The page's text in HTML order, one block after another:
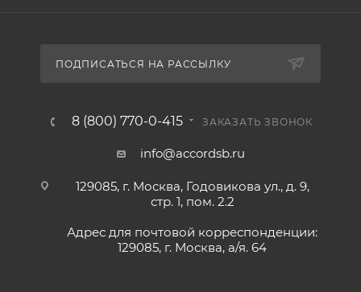
ПОДПИСАТЬСЯ НА РАССЫЛКУ
8 (800) 770-0-415 ЗАКАЗАТЬ ЗВОНОК
info@accordsb.ru
129085, г. Москва, Годовикова ул., д. 9,
стр. 1, пом. 2.2
Адрес для почтовой корреспонденции:
129085, г. Москва, а/я. 64